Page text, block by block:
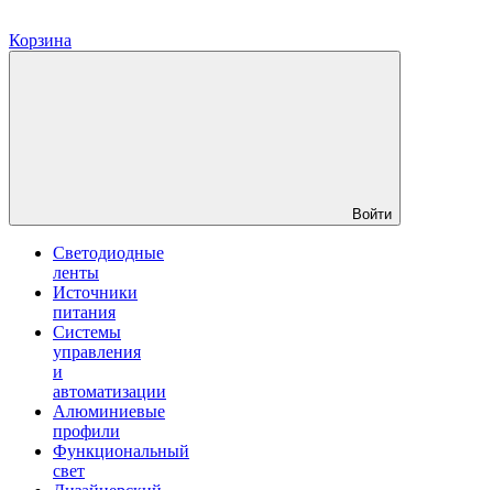
Корзина
Войти
Светодиодные
ленты
Источники
питания
Системы
управления
и
автоматизации
Алюминиевые
профили
Функциональный
свет